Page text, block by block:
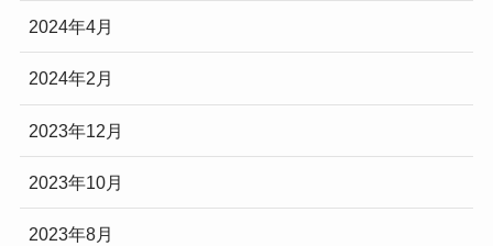
2024年4月
2024年2月
2023年12月
2023年10月
2023年8月